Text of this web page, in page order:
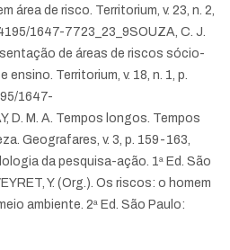
área de risco. Territorium, v. 23, n. 2,
1647-7723_23_9SOUZA, C. J.
de áreas de riscos sócio-
Territorium, v. 18, n. 1, p.
1647-
D. M. A. Tempos longos. Tempos
Geografares, v. 3, p. 159-163,
da pesquisa-ação. 1ª Ed. São
Y. (Org.). Os riscos: o homem
ambiente. 2ª Ed. São Paulo: